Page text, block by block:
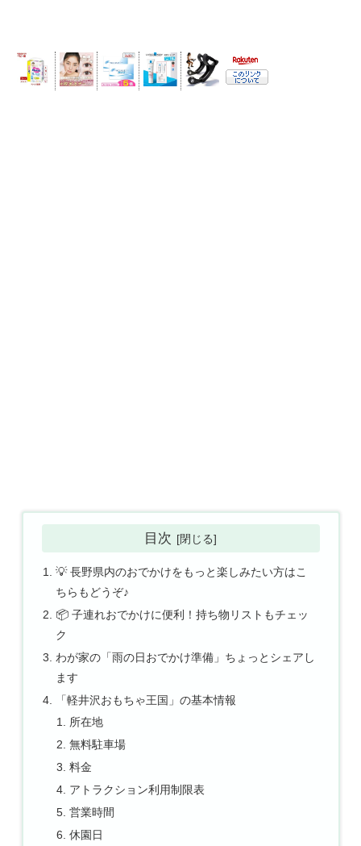
目次
💡 長野県内のおでかけをもっと楽しみたい方はこ
ちらもどうぞ♪
📦 子連れおでかけに便利！持ち物リストもチェッ
ク
わが家の「雨の日おでかけ準備」ちょっとシェアし
ます
「軽井沢おもちゃ王国」の基本情報
所在地
無料駐車場
料金
アトラクション利用制限表
営業時間
休園日